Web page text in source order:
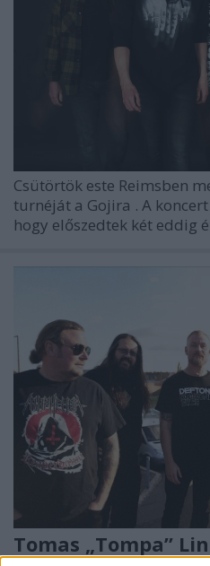
Csütörtök este Reimsben
turnéját a Gojira . A
hogy előszedtek két eddig
Tomas „Tompa”